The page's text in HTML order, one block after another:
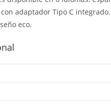
adaptador Tipo C integrado.
eco.